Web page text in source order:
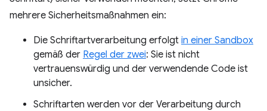
mehrere Sicherheitsmaßnahmen ein:
Die Schriftartverarbeitung erfolgt in einer Sandbox
gemäß der Regel der zwei: Sie ist nicht
vertrauenswürdig und der verwendende Code ist
unsicher.
Schriftarten werden vor der Verarbeitung durch